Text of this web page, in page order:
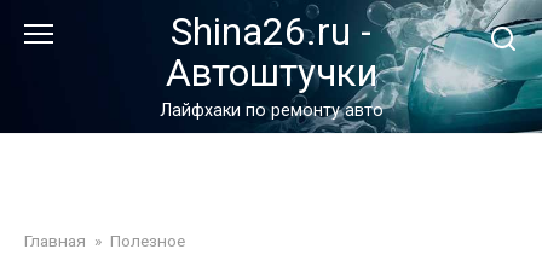
Shina26.ru -
Автоштучки
Лайфхаки по ремонту авто
Главная » Полезное